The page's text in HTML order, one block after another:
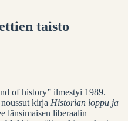
taisto
of history” ilmestyi 1989.
kirja Historian loppu ja
länsimaisen liberaalin